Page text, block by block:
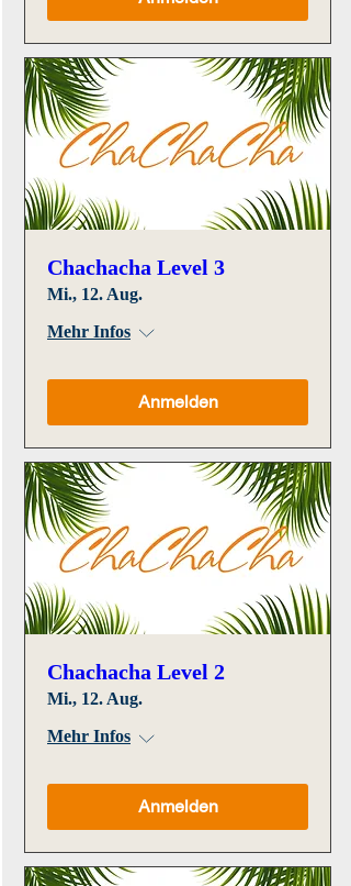
Chachacha Level 3
Mi., 12. Aug.
Mehr Infos
Anmelden
Chachacha Level 2
Mi., 12. Aug.
Mehr Infos
Anmelden